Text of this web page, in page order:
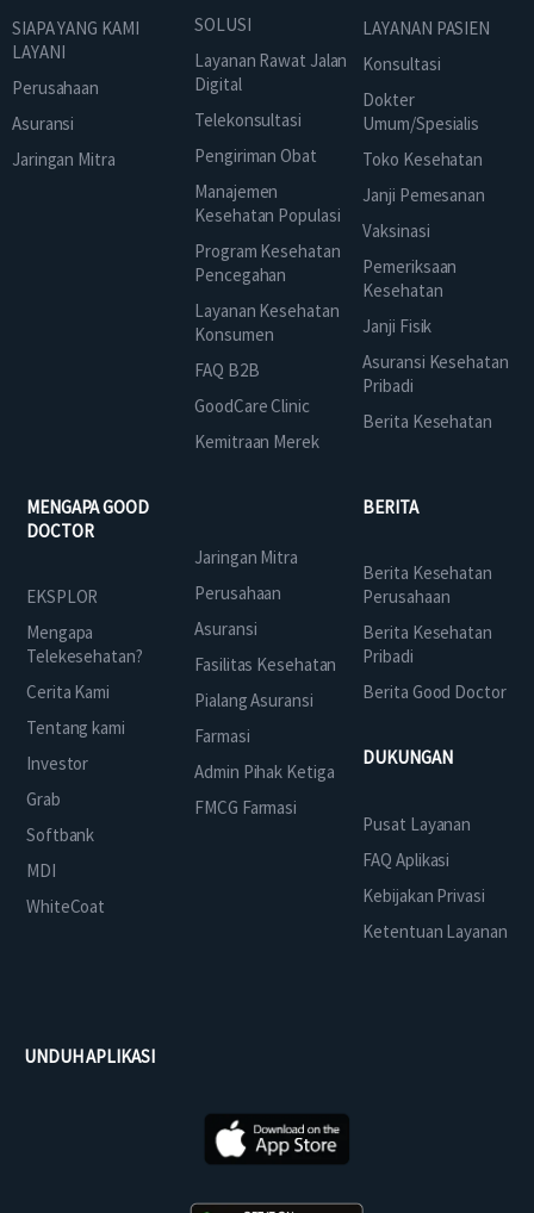
SIAPA YANG KAMI
LAYANI
Perusahaan
Asuransi
Jaringan Mitra
SOLUSI
Layanan Rawat Jalan
Digital
Telekonsultasi
Pengiriman Obat
Manajemen
Kesehatan Populasi
Program Kesehatan
Pencegahan
Layanan Kesehatan
Konsumen
FAQ B2B
GoodCare Clinic
Kemitraan Merek
LAYANAN PASIEN
Konsultasi
Dokter
Umum/Spesialis
Toko Kesehatan
Janji Pemesanan
Vaksinasi
Pemeriksaan
Kesehatan
Janji Fisik
Asuransi Kesehatan
Pribadi
Berita Kesehatan
MENGAPA GOOD
DOCTOR
EKSPLOR
Mengapa
Telekesehatan?
Cerita Kami
Tentang kami
Investor
Grab
Softbank
MDI
WhiteCoat
Jaringan Mitra
Perusahaan
Asuransi
Fasilitas Kesehatan
Pialang Asuransi
Farmasi
Admin Pihak Ketiga
FMCG Farmasi
BERITA
Berita Kesehatan
Perusahaan
Berita Kesehatan
Pribadi
Berita Good Doctor
DUKUNGAN
Pusat Layanan
FAQ Aplikasi
Kebijakan Privasi
Ketentuan Layanan
UNDUH APLIKASI